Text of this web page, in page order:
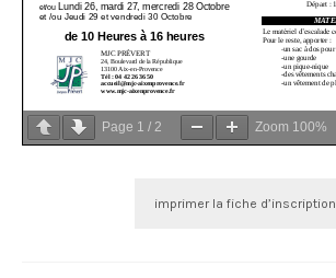
Page 1 / 2 Zoom 100%
imprimer la fiche d’inscription